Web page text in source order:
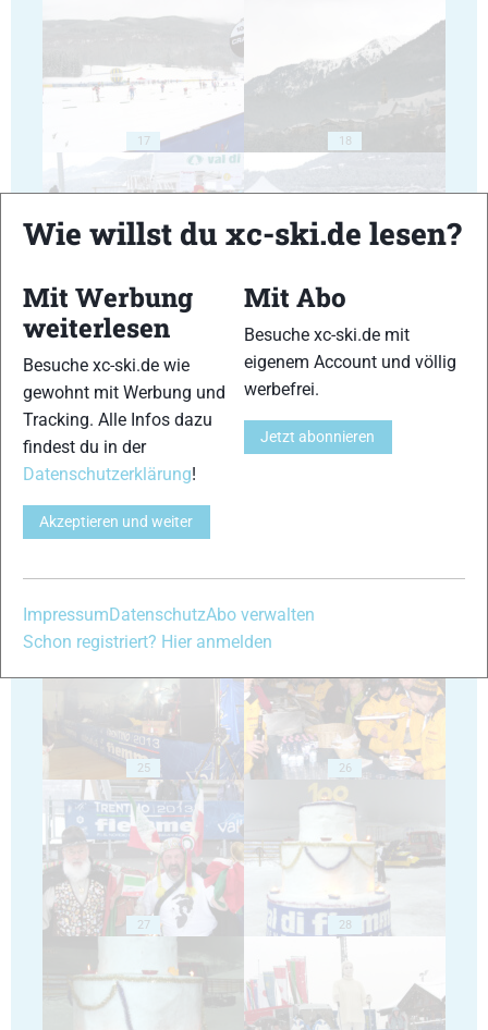
17 18
19 20
21 22
23
25 26
27 28
Wie willst du xc-ski.de lesen?
Mit Werbung
weiterlesen
Besuche xc-ski.de wie
gewohnt mit Werbung und
Tracking. Alle Infos dazu
findest du in der
Datenschutzerklärung!
Akzeptieren und weiter
Mit Abo
Besuche xc-ski.de mit
eigenem Account und völlig
werbefrei.
Jetzt abonnieren
ImpressumDatenschutzAbo verwalten
Schon registriert? Hier anmelden